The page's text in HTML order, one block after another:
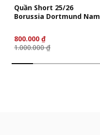
Quần Short 25/26
Borussia Dortmund Nam
800.000 ₫
1.000.000 ₫